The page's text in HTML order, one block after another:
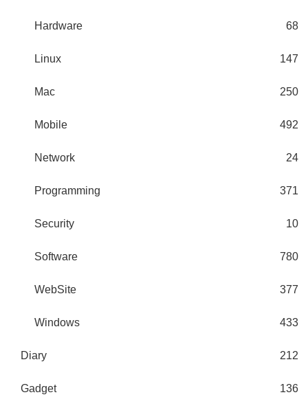
Hardware 68
Linux 147
Mac 250
Mobile 492
Network 24
Programming 371
Security 10
Software 780
WebSite 377
Windows 433
Diary 212
Gadget 136